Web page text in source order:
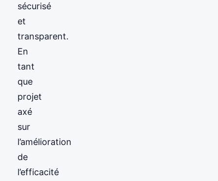
sécurisé
et
transparent.
En
tant
que
projet
axé
sur
l’amélioration
de
l’efficacité